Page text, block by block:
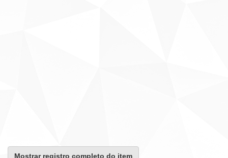
Mostrar registro completo do item